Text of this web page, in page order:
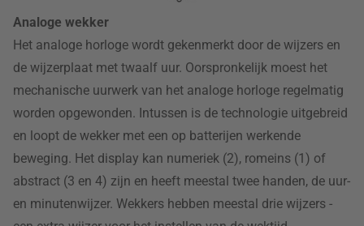
Analoge wekker
Het analoge horloge wordt gekenmerkt door de wijzers en
de wijzerplaat met twaalf uur. Oorspronkelijk moest het
mechanische uurwerk van het analoge horloge regelmatig
worden opgewonden. Intussen is de technologie uitgebreid
en loopt de wekker met een op batterijen werkende
beweging. Het display kan numeriek (2), romeins (1) of
abstract (3 en 4) zijn en heeft meestal twee handen, de uur-
en minutenwijzer. Wekkers hebben meestal drie wijzers -